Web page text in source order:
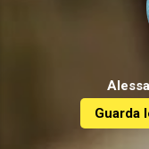
Guarda